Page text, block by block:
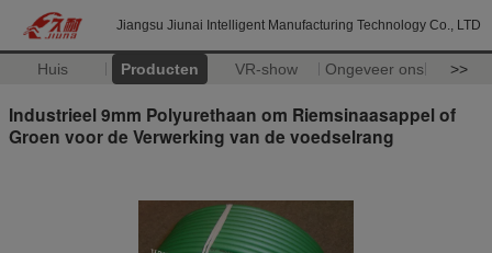
Jiangsu Jiunai Intelligent Manufacturing Technology Co., LTD
Huis Producten VR-show Ongeveer ons >>
Industrieel 9mm Polyurethaan om Riemsinaasappel of
Groen voor de Verwerking van de voedselrang